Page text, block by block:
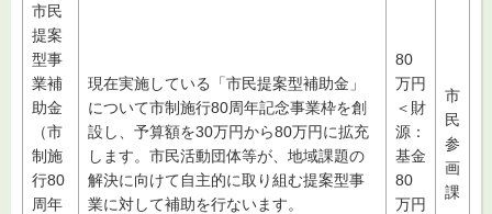
市民
提案
型事
業補
助金
（市
制施
行80
周年
現在実施している「市民提案型補助金」
について市制施行80周年記念事業枠を創
設し、予算額を30万円から80万円に拡充
します。市民活動団体等が、地域課題の
解決に向けて自主的に取り組む提案型事
業に対して補助を行ないます。
80
万円
＜財
源：
基金
80
万円
市
民
参
画
課